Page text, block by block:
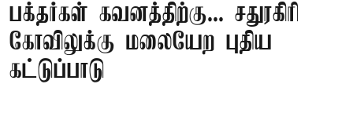
பக்தர்கள் கவனத்திற்கு... சதுரகிரி
கோவிலுக்கு மலையேற புதிய
கட்டுப்பாடு